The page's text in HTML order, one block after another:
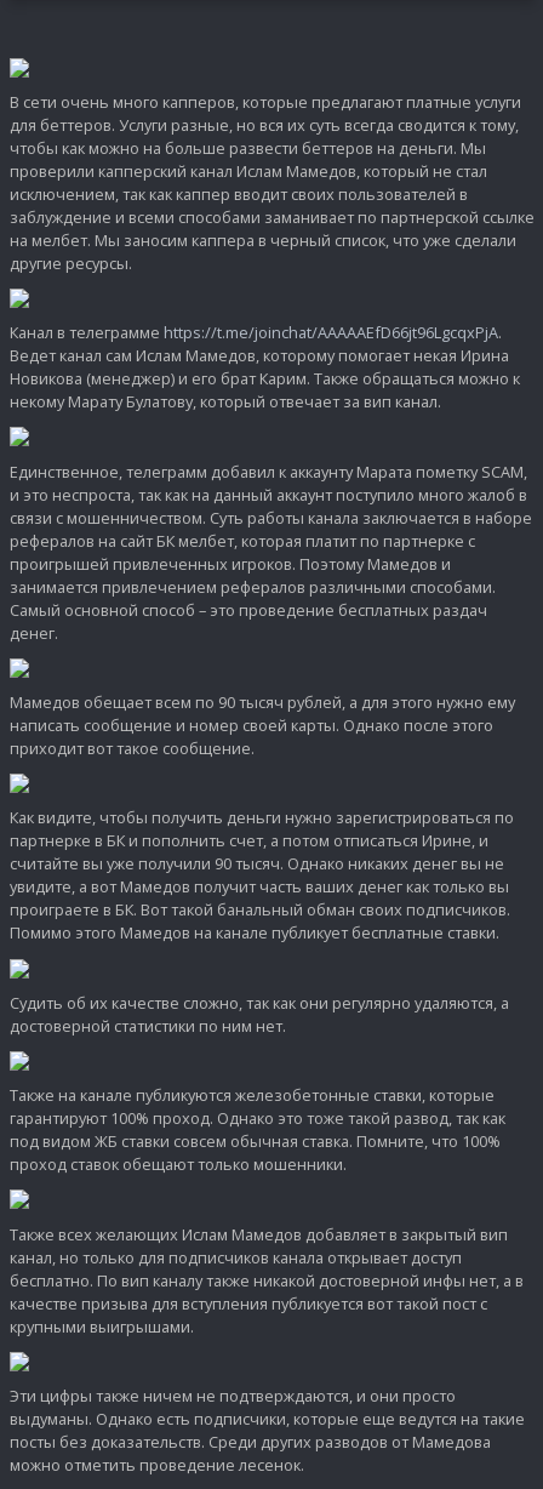
В сети очень много капперов, которые предлагают платные услуги
для беттеров. Услуги разные, но вся их суть всегда сводится к тому,
чтобы как можно на больше развести беттеров на деньги. Мы
проверили капперский канал Ислам Мамедов, который не стал
исключением, так как каппер вводит своих пользователей в
заблуждение и всеми способами заманивает по партнерской ссылке
на мелбет. Мы заносим каппера в черный список, что уже сделали
другие ресурсы.
Канал в телеграмме https://t.me/joinchat/AAAAAEfD66jt96LgcqxPjA.
Ведет канал сам Ислам Мамедов, которому помогает некая Ирина
Новикова (менеджер) и его брат Карим. Также обращаться можно к
некому Марату Булатову, который отвечает за вип канал.
Единственное, телеграмм добавил к аккаунту Марата пометку SCAM,
и это неспроста, так как на данный аккаунт поступило много жалоб в
связи с мошенничеством. Суть работы канала заключается в наборе
рефералов на сайт БК мелбет, которая платит по партнерке с
проигрышей привлеченных игроков. Поэтому Мамедов и
занимается привлечением рефералов различными способами.
Самый основной способ – это проведение бесплатных раздач
денег.
Мамедов обещает всем по 90 тысяч рублей, а для этого нужно ему
написать сообщение и номер своей карты. Однако после этого
приходит вот такое сообщение.
Как видите, чтобы получить деньги нужно зарегистрироваться по
партнерке в БК и пополнить счет, а потом отписаться Ирине, и
считайте вы уже получили 90 тысяч. Однако никаких денег вы не
увидите, а вот Мамедов получит часть ваших денег как только вы
проиграете в БК. Вот такой банальный обман своих подписчиков.
Помимо этого Мамедов на канале публикует бесплатные ставки.
Судить об их качестве сложно, так как они регулярно удаляются, а
достоверной статистики по ним нет.
Также на канале публикуются железобетонные ставки, которые
гарантируют 100% проход. Однако это тоже такой развод, так как
под видом ЖБ ставки совсем обычная ставка. Помните, что 100%
проход ставок обещают только мошенники.
Также всех желающих Ислам Мамедов добавляет в закрытый вип
канал, но только для подписчиков канала открывает доступ
бесплатно. По вип каналу также никакой достоверной инфы нет, а в
качестве призыва для вступления публикуется вот такой пост с
крупными выигрышами.
Эти цифры также ничем не подтверждаются, и они просто
выдуманы. Однако есть подписчики, которые еще ведутся на такие
посты без доказательств. Среди других разводов от Мамедова
можно отметить проведение лесенок.